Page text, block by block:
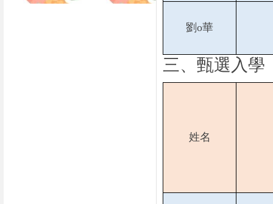
劉o華
三、甄選入學
姓名